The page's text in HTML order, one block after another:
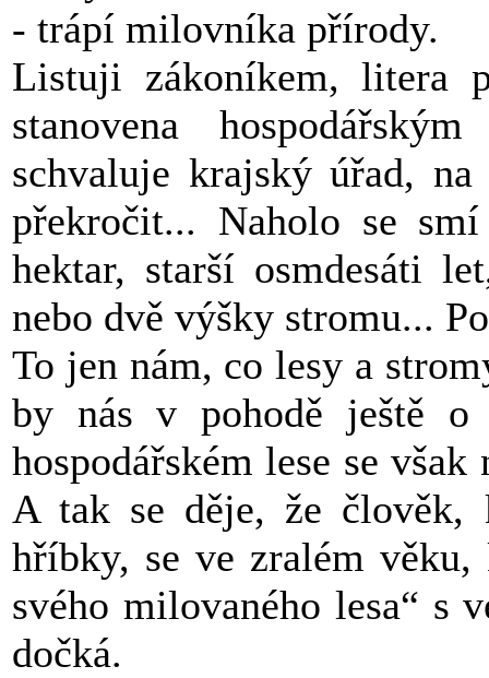
- trápí milovníka přírody.
Listuji zákoníkem, litera
stanovena
schvaluje krajský úřad,
překročit... Naholo se
hektar, starší osmdesáti
nebo dvě výšky stromu...
To jen nám, co lesy a
by nás v pohodě ještě
hospodářském lese se
A tak se děje, že člověk,
hříbky, se ve zralém
svého milovaného lesa“ s
dočká.